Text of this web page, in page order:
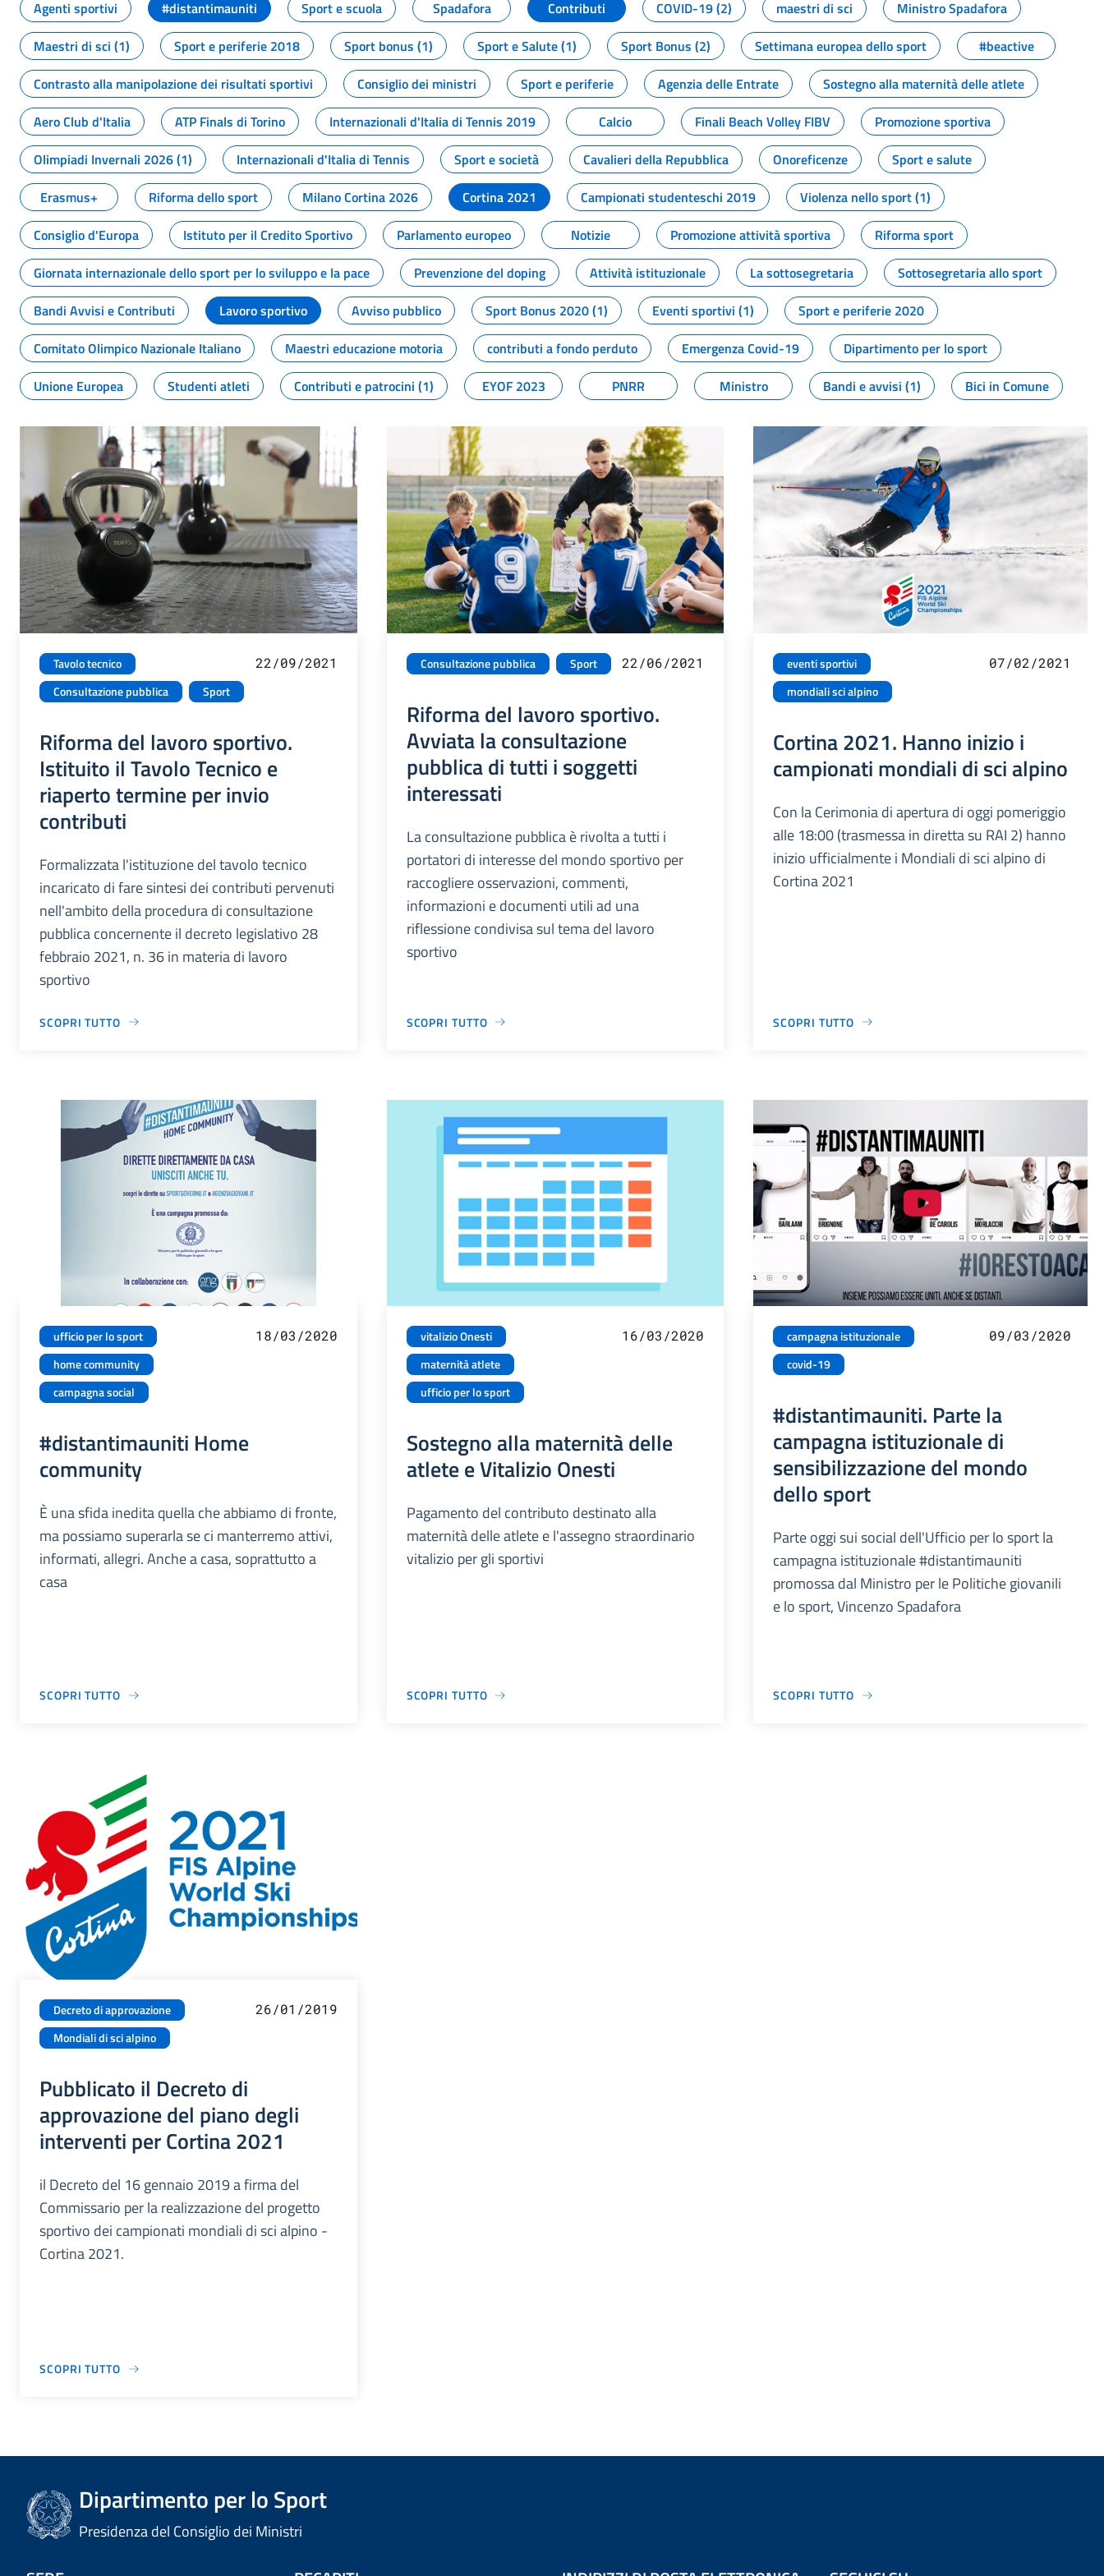
Agenti sportivi
#distantimauniti Sport e scuola Spadafora Contributi COVID-19 (2) maestri di sci
Ministro Spadafora
Maestri di sci (1)
Sport e periferie 2018 Sport bonus (1) Sport e Salute (1) Sport Bonus (2) Settimana europea dello sport
#beactive
Contrasto alla manipolazione dei risultati sportivi
Consiglio dei ministri Sport e periferie Agenzia delle Entrate
Sostegno alla maternità delle atlete
Aero Club d'Italia
ATP Finals di Torino Internazionali d'Italia di Tennis 2019 Calcio Finali Beach Volley FIBV
Promozione sportiva
Olimpiadi Invernali 2026 (1)
Internazionali d'Italia di Tennis Sport e società Cavalieri della Repubblica Onoreficenze
Sport e salute
Erasmus+
Riforma dello sport Milano Cortina 2026 Cortina 2021 Campionati studenteschi 2019
Violenza nello sport (1)
Consiglio d'Europa
Istituto per il Credito Sportivo Parlamento europeo Notizie Promozione attività sportiva
Riforma sport
Giornata internazionale dello sport per lo sviluppo e la pace
Prevenzione del doping Attività istituzionale La sottosegretaria
Sottosegretaria allo sport
Bandi Avvisi e Contributi
Lavoro sportivo Avviso pubblico Sport Bonus 2020 (1) Eventi sportivi (1)
Sport e periferie 2020
Comitato Olimpico Nazionale Italiano
Maestri educazione motoria contributi a fondo perduto Emergenza Covid-19
Dipartimento per lo sport
Unione Europea
Studenti atleti Contributi e patrocini (1) EYOF 2023 PNRR Ministro Bandi e avvisi (1) Bici in Comune
Tavolo tecnico
Consultazione pubblica
Sport
22/09/2021
Riforma del lavoro sportivo.
Istituito il Tavolo Tecnico e
riaperto termine per invio
contributi
Formalizzata l'istituzione del tavolo tecnico
incaricato di fare sintesi dei contributi pervenuti
nell'ambito della procedura di consultazione
pubblica concernente il decreto legislativo 28
febbraio 2021, n. 36 in materia di lavoro
sportivo
SCOPRI TUTTO
Consultazione pubblica Sport 22/06/2021
Riforma del lavoro sportivo.
Avviata la consultazione
pubblica di tutti i soggetti
interessati
La consultazione pubblica è rivolta a tutti i
portatori di interesse del mondo sportivo per
raccogliere osservazioni, commenti,
informazioni e documenti utili ad una
riflessione condivisa sul tema del lavoro
sportivo
SCOPRI TUTTO
eventi sportivi
mondiali sci alpino
07/02/2021
Cortina 2021. Hanno inizio i
campionati mondiali di sci alpino
Con la Cerimonia di apertura di oggi pomeriggio
alle 18:00 (trasmessa in diretta su RAI 2) hanno
inizio ufficialmente i Mondiali di sci alpino di
Cortina 2021
SCOPRI TUTTO
ufficio per lo sport
home community
campagna social
18/03/2020
#distantimauniti Home
community
È una sfida inedita quella che abbiamo di fronte,
ma possiamo superarla se ci manterremo attivi,
informati, allegri. Anche a casa, soprattutto a
casa
SCOPRI TUTTO
vitalizio Onesti
maternità atlete
ufficio per lo sport
16/03/2020
Sostegno alla maternità delle
atlete e Vitalizio Onesti
Pagamento del contributo destinato alla
maternità delle atlete e l'assegno straordinario
vitalizio per gli sportivi
SCOPRI TUTTO
campagna istituzionale
covid-19
09/03/2020
#distantimauniti. Parte la
campagna istituzionale di
sensibilizzazione del mondo
dello sport
Parte oggi sui social dell'Ufficio per lo sport la
campagna istituzionale #distantimauniti
promossa dal Ministro per le Politiche giovanili
e lo sport, Vincenzo Spadafora
SCOPRI TUTTO
Decreto di approvazione
Mondiali di sci alpino
26/01/2019
Pubblicato il Decreto di
approvazione del piano degli
interventi per Cortina 2021
il Decreto del 16 gennaio 2019 a firma del
Commissario per la realizzazione del progetto
sportivo dei campionati mondiali di sci alpino -
Cortina 2021.
SCOPRI TUTTO
Dipartimento per lo Sport
Presidenza del Consiglio dei Ministri